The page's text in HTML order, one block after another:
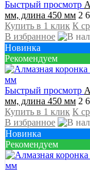
Быстрый просмотр
мм, длина 450 мм 2
Купить в 1 клик К
В избранное
Новинка
Рекомендуем
Быстрый просмотр
мм, длина 450 мм 2
Купить в 1 клик К
В избранное
Новинка
Рекомендуем